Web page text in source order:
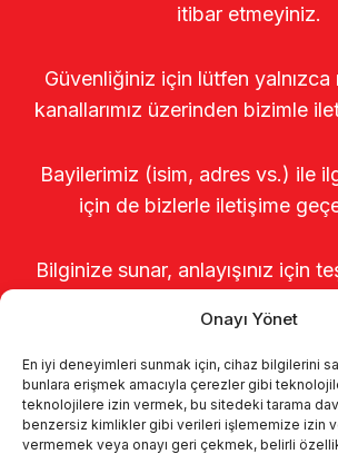
Onayı Yönet
En iyi deneyimleri sunmak için, cihaz bilgilerini
bunlara erişmek amacıyla çerezler gibi
teknolojilere izin vermek, bu sitedeki tarama
benzersiz kimlikler gibi verileri işlememize izin
vermemek veya onayı geri çekmek, belirli
itibar etmeyiniz.
Güvenliğiniz için lütfen yalnızca
kanallarımız üzerinden bizimle
Bayilerimiz (isim, adres vs.) ile
için de bizlerle iletişime
Bilginize sunar, anlayışınız için